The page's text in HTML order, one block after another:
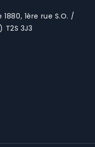
1ère rue S.O. /
T2S 3J3